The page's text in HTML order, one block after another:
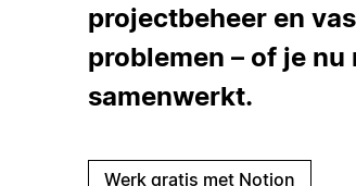
projectbeheer en
problemen – of je
samenwerkt.
Werk gratis met Notion